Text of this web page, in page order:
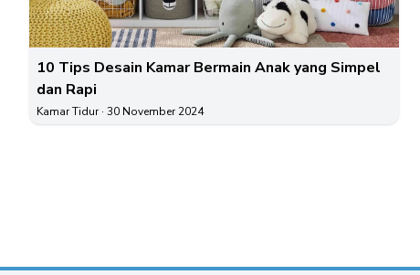
10 Tips Desain Kamar Bermain Anak yang Simpel
dan Rapi
Kamar Tidur· 30 November 2024